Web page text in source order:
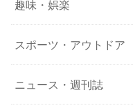
趣味・娯楽
スポーツ・アウトドア
ニュース・週刊誌